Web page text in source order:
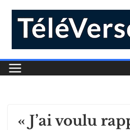
« J’ai voulu